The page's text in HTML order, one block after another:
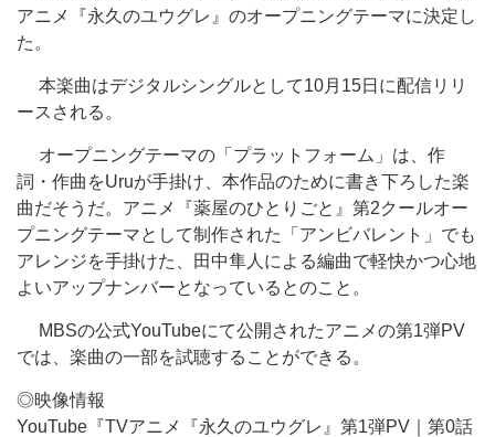
アニメ『永久のユウグレ』のオープニングテーマに決定し
た。
本楽曲はデジタルシングルとして10月15日に配信リリ
ースされる。
オープニングテーマの「プラットフォーム」は、作
詞・作曲をUruが手掛け、本作品のために書き下ろした楽
曲だそうだ。アニメ『薬屋のひとりごと』第2クールオー
プニングテーマとして制作された「アンビバレント」でも
アレンジを手掛けた、田中隼人による編曲で軽快かつ心地
よいアップナンバーとなっているとのこと。
MBSの公式YouTubeにて公開されたアニメの第1弾PV
では、楽曲の一部を試聴することができる。
◎映像情報
YouTube『TVアニメ『永久のユウグレ』第1弾PV｜第0話